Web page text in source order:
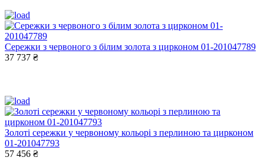
Сережки з червоного з білим золота з цирконом 01-201047789
37 737 ₴
Золоті сережки у червоному кольорі з перлиною та цирконом
01-201047793
57 456 ₴